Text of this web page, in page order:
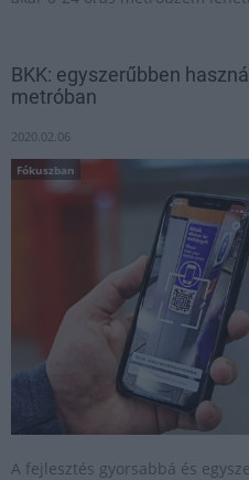
BKK: egyszerűbben
metróban
2020.02.06
Fókuszban
A fejlesztés gyorsabbá és